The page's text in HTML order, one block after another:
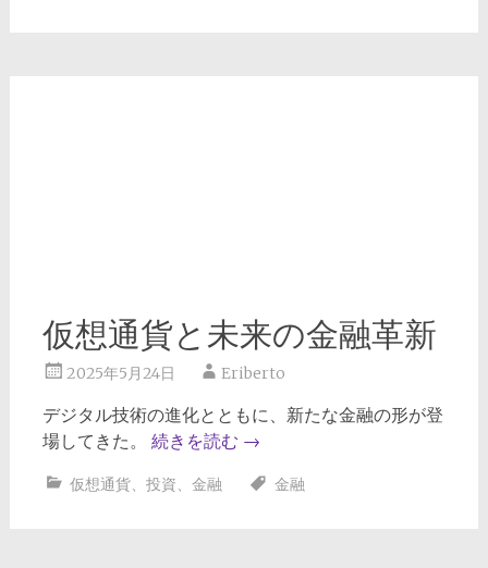
仮想通貨と未来の金融革新
2025年5月24日 Eriberto
デジタル技術の進化とともに、新たな金融の形が登
場してきた。 続きを読む →
仮想通貨、 投資、 金融 金融